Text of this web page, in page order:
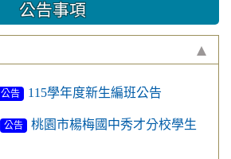
公告事項
公告 115學年度新生編班公告
公告
桃園市楊梅國中秀才分校學生